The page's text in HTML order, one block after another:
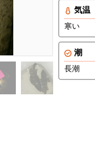
気温
寒い
潮
長潮